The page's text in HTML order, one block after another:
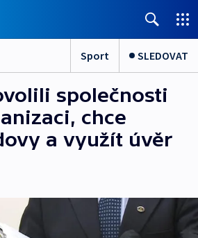
Sport SLEDOVAT
společnosti
chce
a využít úvěr